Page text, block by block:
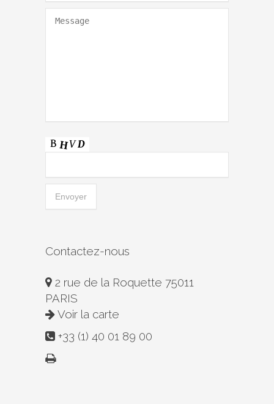
Contactez-nous
2 rue de la Roquette 75011
PARIS
Voir la carte
+33 (1) 40 01 89 00